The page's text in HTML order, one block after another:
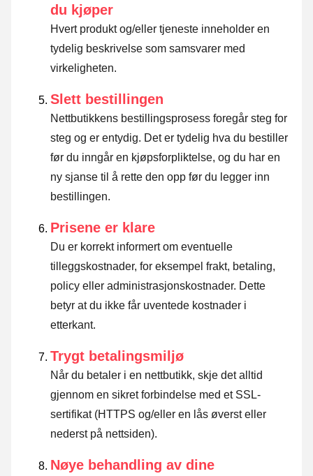
du kjøper
Hvert produkt og/eller tjeneste inneholder en
tydelig beskrivelse som samsvarer med
virkeligheten.
Slett bestillingen
Nettbutikkens bestillingsprosess foregår steg for
steg og er entydig. Det er tydelig hva du bestiller
før du inngår en kjøpsforpliktelse, og du har en
ny sjanse til å rette den opp før du legger inn
bestillingen.
Prisene er klare
Du er korrekt informert om eventuelle
tilleggskostnader, for eksempel frakt, betaling,
policy eller administrasjonskostnader. Dette
betyr at du ikke får uventede kostnader i
etterkant.
Trygt betalingsmiljø
Når du betaler i en nettbutikk, skje det alltid
gjennom en sikret forbindelse med et SSL-
sertifikat (HTTPS og/eller en lås øverst eller
nederst på nettsiden).
Nøye behandling av dine